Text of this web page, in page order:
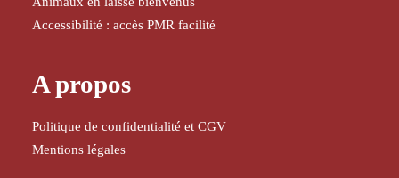
Accessibilité : accès PMR facilité
A propos
Politique de confidentialité et CGV
Mentions légales